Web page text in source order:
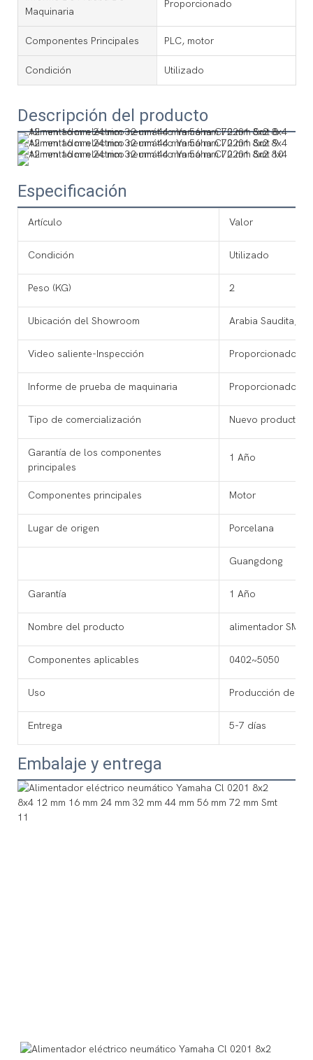
Maquinaria
Proporcionado
Componentes Principales PLC, motor
Condición Utilizado
Descripción del producto
Especificación
Artículo Valor
Condición Utilizado
Peso (KG) 2
Ubicación del Showroom Arabia Saudita,
Video saliente-Inspección Proporcionado
Informe de prueba de maquinaria Proporcionado
Tipo de comercialización Nuevo producto
Garantía de los componentes
principales
1 Año
Componentes principales Motor
Lugar de origen Porcelana
Guangdong
Garantía 1 Año
Nombre del producto alimentador SMT
Componentes aplicables 0402~5050
Uso Producción de
Entrega 5-7 días
Embalaje y entrega